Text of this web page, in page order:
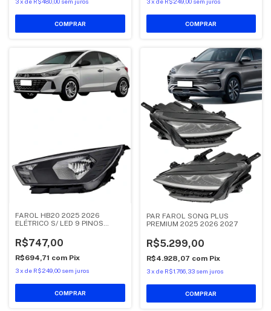
FAROL HB20 2025 2026
ELÉTRICO S/ LED 9 PINOS
R$747,00
R$694,71 com Pix
3x de R$249,00 sem juros
PAR FAROL SONG PLUS
PREMIUM 2025 2026 2027
R$5.299,00
R$4.928,07 com Pix
3 x de R$1.766,33 sem juros